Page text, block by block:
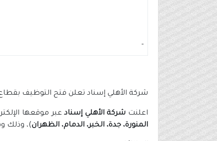
-
شركة الأهلي إسناد تعلن فتح التوظيف
اعلنت شركة الأهلي إسنادعبر موقعها
المنورة، جدة، الخبر، الدمام، الظهران)، وذلك